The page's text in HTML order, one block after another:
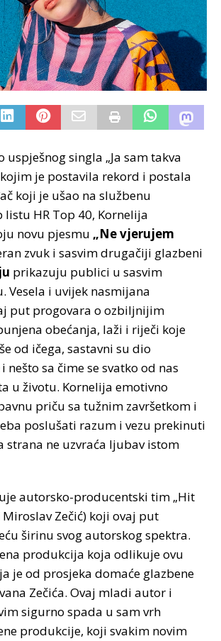
uspješnog singla „Ja sam takva
kojim je postavila rekord i postala
koji je ušao na službenu
HR Top 40, Kornelija
novu pjesmu „Ne vjerujem
zvuk i sasvim drugačiji glazbeni
prikazuju publici u sasvim
Vesela i uvijek nasmijana
put progovara o ozbiljnijim
obećanja, laži i riječi koje
od ičega, sastavni su dio
nešto sa čime se svatko od nas
u životu. Kornelija emotivno
priču sa tužnim završetkom i
poslušati razum i vezu prekinuti
strana ne uzvraća ljubav istom
autorsko-producentski tim „Hit
Miroslav Zečić) koji ovaj put
širinu svog autorskog spektra.
produkcija koja odlikuje ovu
je od prosjeka domaće glazbene
Zečića. Ovaj mladi autor i
sigurno spada u sam vrh
produkcije, koji svakim novim